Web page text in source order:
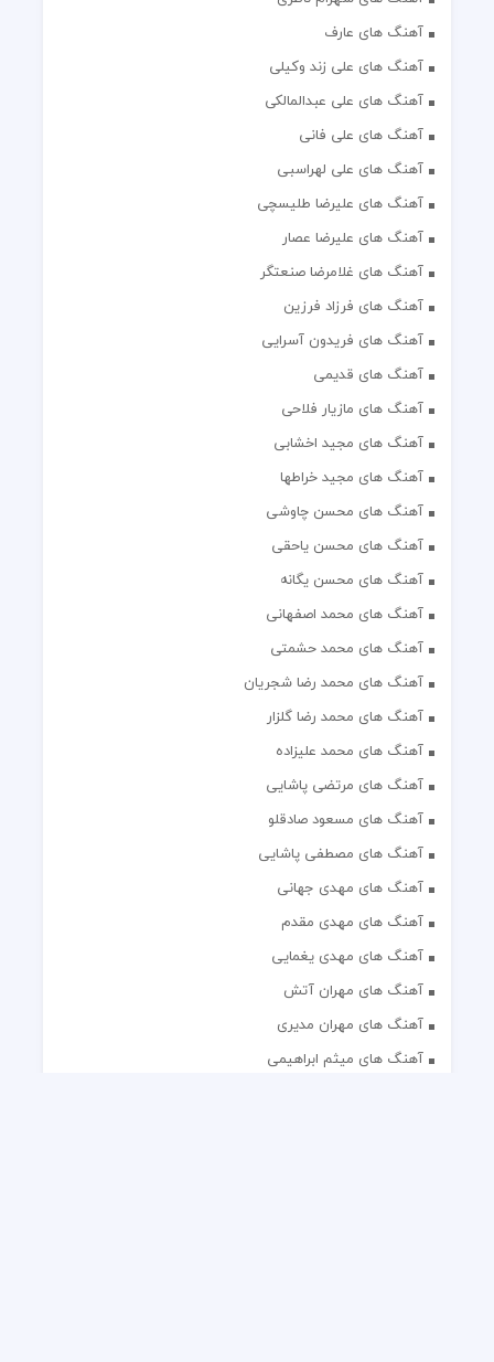
آهنگ های عارف
آهنگ های علی زند وکیلی
آهنگ های علی عبدالمالکی
آهنگ های علی فانی
آهنگ های علی لهراسبی
آهنگ های علیرضا طلیسچی
آهنگ های علیرضا عصار
آهنگ های غلامرضا صنعتگر
آهنگ های فرزاد فرزین
آهنگ های فریدون آسرایی
آهنگ های قدیمی
آهنگ های مازیار فلاحی
آهنگ های مجید اخشابی
آهنگ های مجید خراطها
آهنگ های محسن چاوشی
آهنگ های محسن یاحقی
آهنگ های محسن یگانه
آهنگ های محمد اصفهانی
آهنگ های محمد حشمتی
آهنگ های محمد رضا شجریان
آهنگ های محمد رضا گلزار
آهنگ های محمد علیزاده
آهنگ های مرتضی پاشایی
آهنگ های مسعود صادقلو
آهنگ های مصطفی پاشایی
آهنگ های مهدی جهانی
آهنگ های مهدی مقدم
آهنگ های مهدی یغمایی
آهنگ های مهران آتش
آهنگ های مهران مدیری
آهنگ های میثم ابراهیمی